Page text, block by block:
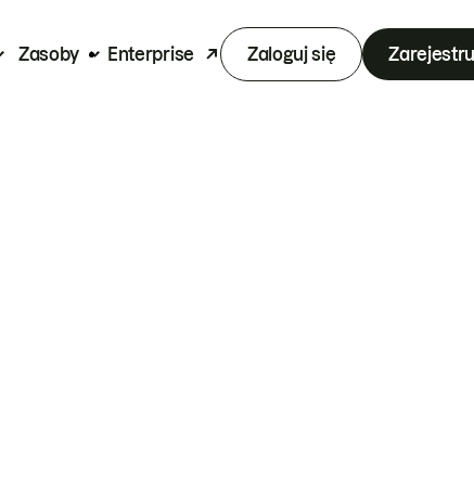
Zasoby Enterprise Zaloguj się